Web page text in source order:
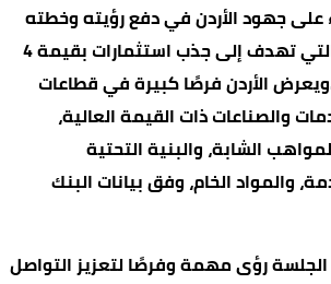
جهود الأردن في دفع رؤيته وخطته
لتحديث الاقتصاد، والتي تهدف إلى جذب استثمارات بقيمة 4
الأردن فرصًا كبيرة في قطاعات
والصناعات ذات القيمة العالية،
الشابة، والبنية التحتية
والمواد الخام، وفق بيانات البنك
الجلسة رؤى مهمة وفرصًا لتعزيز التواصل